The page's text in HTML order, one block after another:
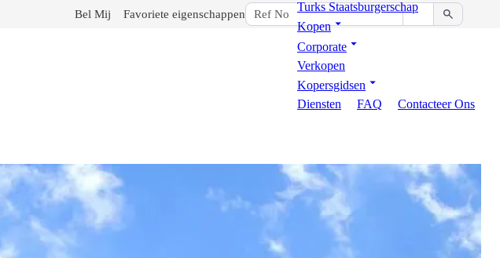
Bel Mij Favoriete eigenschappen
Turks Staatsburgerschap
Kopen
Corporate
Verkopen
Kopersgidsen
Diensten
FAQ Contacteer Ons